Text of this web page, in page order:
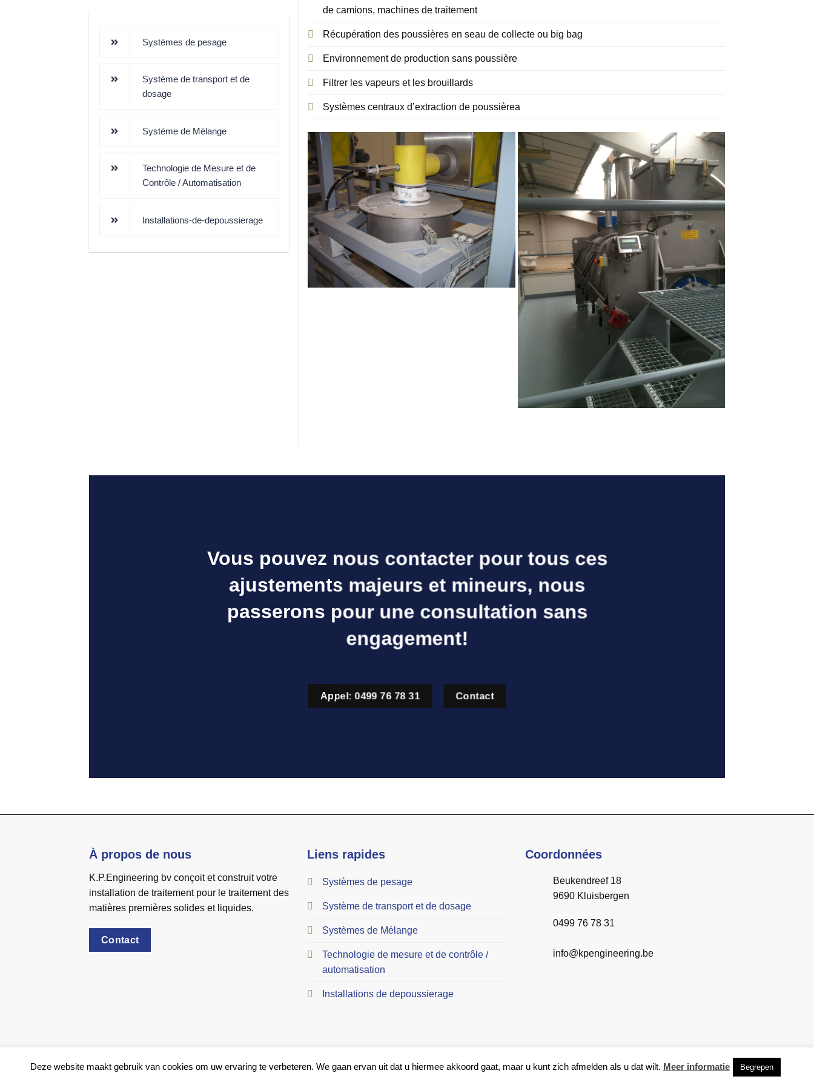
Systèmes de pesage
Système de transport et de
dosage
Système de Mélange
Technologie de Mesure et de
Contrôle / Automatisation
Installations-de-depoussierage
de camions, machines de traitement
Récupération des poussières en seau de collecte ou big bag
Environnement de production sans poussière
Filtrer les vapeurs et les brouillards
Systèmes centraux d’extraction de poussièrea
Vous pouvez nous contacter pour tous ces
ajustements majeurs et mineurs, nous
passerons pour une consultation sans
engagement!
Appel: 0499 76 78 31 Contact
À propos de nous
K.P.Engineering bv conçoit et construit votre
installation de traitement pour le traitement des
matières premières solides et liquides.
Contact
Liens rapides
Systèmes de pesage
Système de transport et de dosage
Systèmes de Mélange
Technologie de mesure et de contrôle /
automatisation
Installations de depoussierage
Coordonnées
Beukendreef 18
9690 Kluisbergen
0499 76 78 31
info@kpengineering.be
Copyright 2026 © KP Engineering
Deze website maakt gebruik van cookies om uw ervaring te verbeteren. We gaan ervan uit dat u hiermee akkoord gaat, maar u kunt zich afmelden als u dat wilt. Meer informatie Begrepen